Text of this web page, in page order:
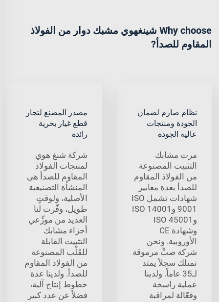
Why choose شينغهوي مشبك دوار من الفولاذ
المقاوم للصدأ?
نظام صارم لضمان
الجودة ومنتجات
عالية الجودة
مرت مشابك
التثبيت المصنوعة
من الفولاذ المقاوم
للصدأ بعدة معايير
شهادات تشمل ISO
9001 وISO 14001
وISO 45001
وشهادة CE
الأوروبية. ونحن
شركة صبٍّ مرموقة
تمتلك سجلاً يمتد
لـ35 عاماً. ولدينا
عملية راسخة
وفعّالة لمراقبة
مصدر المصنع لتجار
قطع غيار بحرية
رائدة
شركة شنغ هوي
لمنتجات الفولاذ
المقاوم للصدأ هي
المنشأة التصنيعية
الأصلية، ولوقتٍ
طويل، وفّرت لنا
العديد من موزِّعي
أجزاء مشابك
التثبيت القابلة
للقَلْب المصنوعة
من الفولاذ المقاوم
للصدأ. ولدينا عدة
خطوط إنتاج آلية،
فضلاً عن عدد كبير